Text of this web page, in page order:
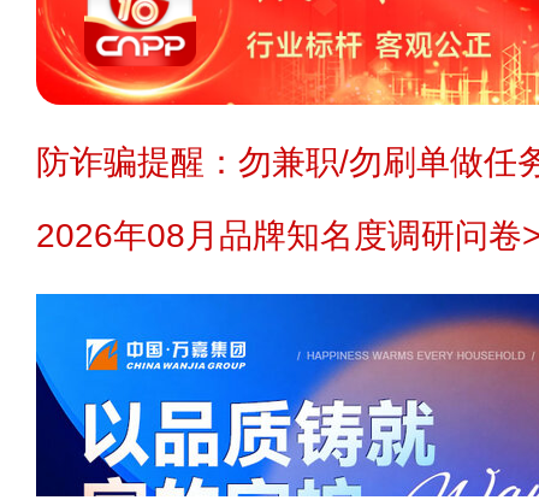
防诈骗提醒：勿兼职/勿刷单做任
2026年08月品牌知名度调研问卷